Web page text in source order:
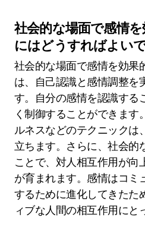
社会的な場面で感情
にはどうすればよい
社会的な場面で感情を効果
は、自己認識と感情調整を
す。自分の感情を認識する
く制御することができます
ルネスなどのテクニックは
立ちます。さらに、社会的
ことで、対人相互作用が向
が育まれます。感情はコミ
するために進化してきたた
ィブな人間の相互作用にと